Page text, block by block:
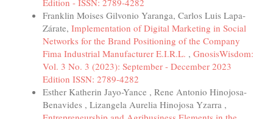
Edition - ISSN: 2789-4282
Franklin Moises Gilvonio Yaranga, Carlos Luis Lapa-
Zárate, Implementation of Digital Marketing in Social
Networks for the Brand Positioning of the Company
Fima Industrial Manufacturer E.I.R.L. , GnosisWisdom:
Vol. 3 No. 3 (2023): September - December 2023
Edition ISSN: 2789-4282
Esther Katherin Jayo-Yance , Rene Antonio Hinojosa-
Benavides , Lizangela Aurelia Hinojosa Yzarra ,